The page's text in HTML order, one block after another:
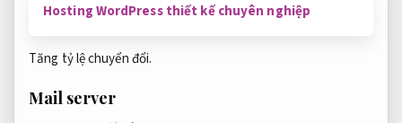
Hosting WordPress thiết kế chuyên nghiệp
Tăng tỷ lệ chuyển đổi.
Mail server